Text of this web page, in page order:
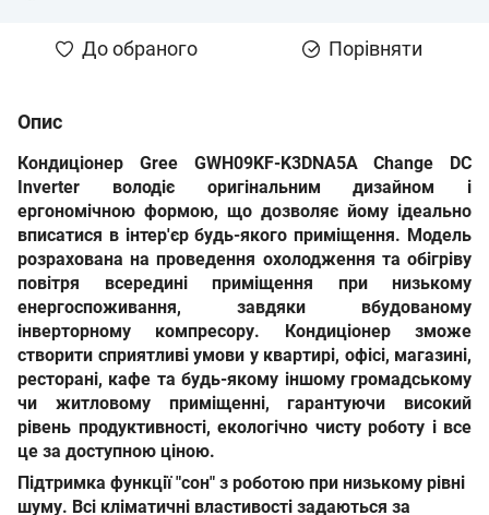
До обраного Порівняти
Опис
Кондиціонер Gree GWH09KF-K3DNA5A Change DC
Inverter володіє оригінальним дизайном і
ергономічною формою, що дозволяє йому ідеально
вписатися в інтер'єр будь-якого приміщення. Модель
розрахована на проведення охолодження та обігріву
повітря всередині приміщення при низькому
енергоспоживання, завдяки вбудованому
інверторному компресору. Кондиціонер зможе
створити сприятливі умови у квартирі, офісі, магазині,
ресторані, кафе та будь-якому іншому громадському
чи житловому приміщенні, гарантуючи високий
рівень продуктивності, екологічно чисту роботу і все
це за доступною ціною.
Підтримка функції "сон" з роботою при низькому рівні
шуму. Всі кліматичні властивості задаються за